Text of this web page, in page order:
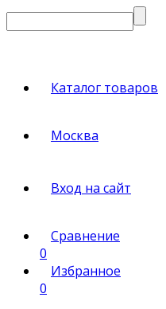
Каталог товаров
Москва
Вход на сайт
Сравнение
0
Избранное
0